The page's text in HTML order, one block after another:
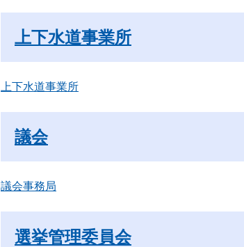
上下水道事業所
上下水道事業所
議会
議会事務局
選挙管理委員会